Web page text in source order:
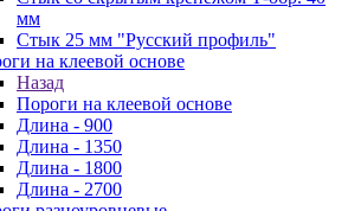
мм
Стык 25 мм "Русский профиль"
на клеевой основе
Назад
Пороги на клеевой основе
Длина - 900
Длина - 1350
Длина - 1800
Длина - 2700